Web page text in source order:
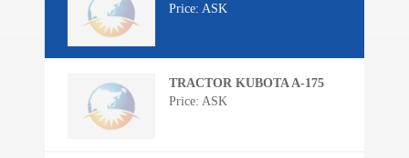
Price: ASK
TRACTOR KUBOTA A-175
Price: ASK